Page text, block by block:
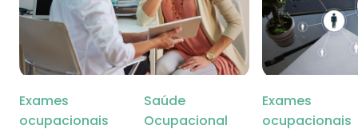
Exames
ocupacionais
Saúde
Ocupacional
Exames
ocupacionais